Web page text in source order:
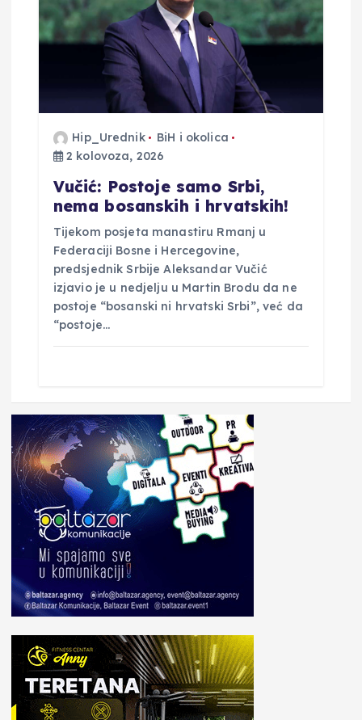
Hip_Urednik
BiH i okolica
2 kolovoza, 2026
Vučić: Postoje samo Srbi,
nema bosanskih i hrvatskih!
Tijekom posjeta manastiru Rmanj u
Federaciji Bosne i Hercegovine,
predsjednik Srbije Aleksandar Vučić
izjavio je u nedjelju u Martin Brodu da ne
postoje “bosanski ni hrvatski Srbi”, već da
“postoje…